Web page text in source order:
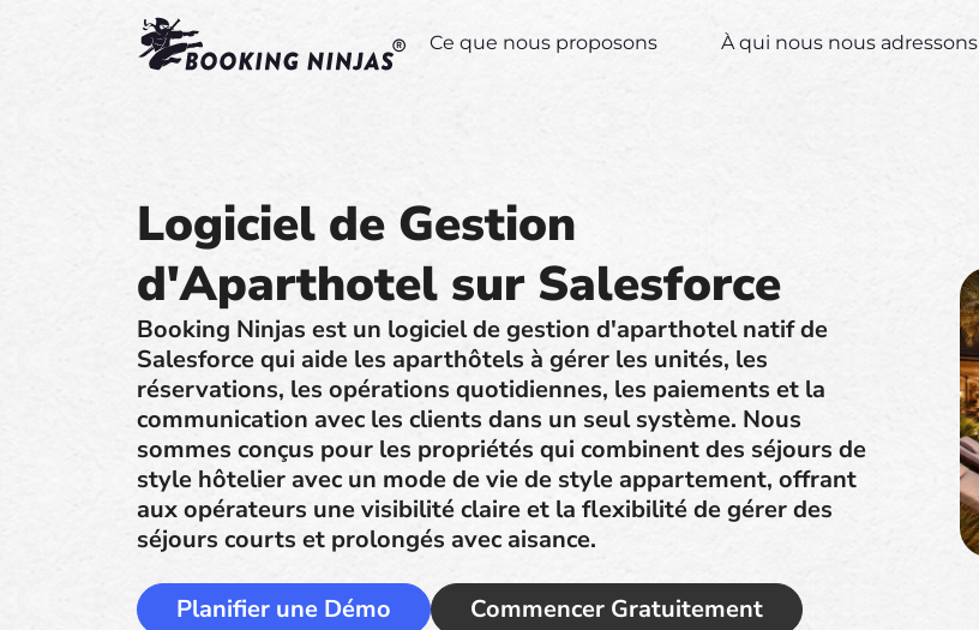
Ce que nous proposons À qui nous nous adressons
Logiciel de Gestion
d'Aparthotel sur Salesforce
Booking Ninjas est un logiciel de gestion d'aparthotel natif de
Salesforce qui aide les aparthôtels à gérer les unités, les
réservations, les opérations quotidiennes, les paiements et la
communication avec les clients dans un seul système. Nous
sommes conçus pour les propriétés qui combinent des séjours de
style hôtelier avec un mode de vie de style appartement, offrant
aux opérateurs une visibilité claire et la flexibilité de gérer des
séjours courts et prolongés avec aisance.
Planifier une Démo Commencer Gratuitement